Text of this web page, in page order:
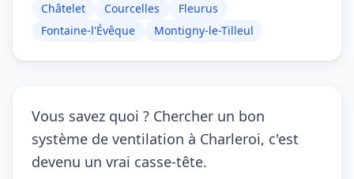
Châtelet Courcelles
Fleurus
Fontaine-l'Évêque
Montigny-le-Tilleul
Vous savez quoi ? Chercher un bon
système de ventilation à Charleroi, c'est
devenu un vrai casse-tête.